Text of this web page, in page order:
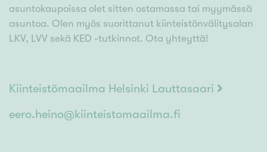
asuntokaupoissa olet sitten ostamassa tai myymässä
asuntoa. Olen myös suorittanut kiinteistönvälitysalan
LKV, LVV sekä KED -tutkinnot. Ota yhteyttä!
Kiinteistömaailma Helsinki Lauttasaari
eero.heino@kiinteistomaailma.fi